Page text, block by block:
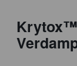
Krytox™